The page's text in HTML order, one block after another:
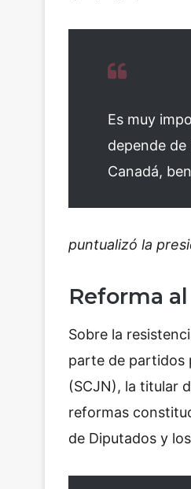
Es muy
depende
Canadá,
puntualizó la
Reforma
Sobre la
parte de partidos
(SCJN), la titular
reformas
de Diputados y